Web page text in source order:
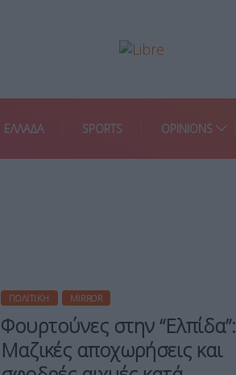
ΕΛΛΑΔΑ SPORTS OPINIONS
ΠΟΛΙΤΙΚΉ MIRROR
Φουρτούνες στην “Ελπίδα”:
Μαζικές αποχωρήσεις και